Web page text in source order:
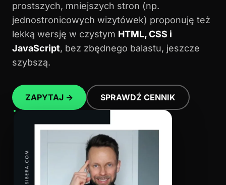
prostszych, mniejszych stron (np.
jednostronicowych wizytówek) proponuję też
lekką wersję w czystym HTML, CSS i
JavaScript, bez zbędnego balastu, jeszcze
szybszą.
ZAPYTAJ → SPRAWDŹ CENNIK